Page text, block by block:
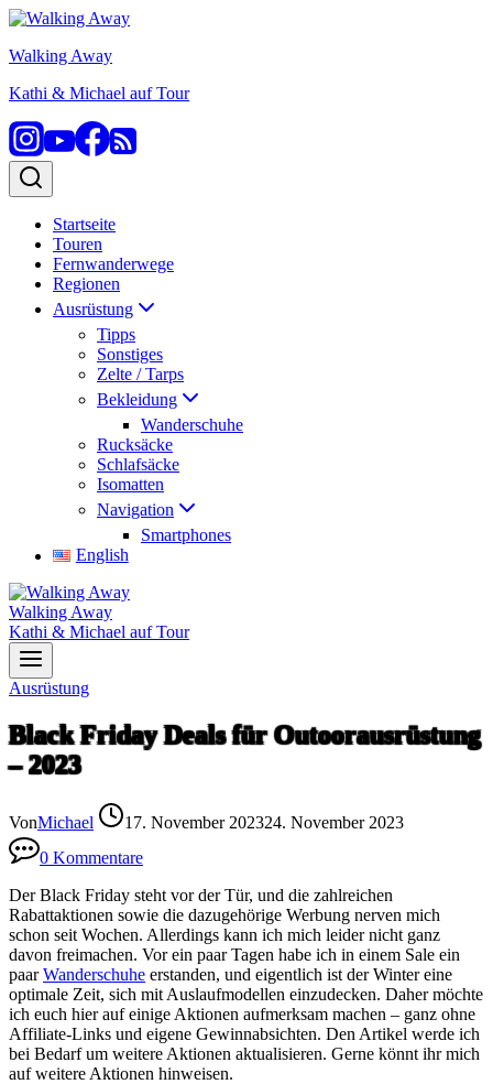
Zum
springen
Walking Away
Kathi & Michael auf Tour
Startseite
Touren
Fernwanderwege
Regionen
Ausrüstung
Tipps
Sonstiges
Zelte / Tarps
Bekleidung
Wanderschuhe
Rucksäcke
Schlafsäcke
Isomatten
Navigation
Smartphones
English
Walking Away
Kathi & Michael auf Tour
Ausrüstung
Black Friday Deals für Outoorausrüstung
– 2023
VonMichael 17. November 202324. November 2023
0 Kommentare
Der Black Friday steht vor der Tür, und die zahlreichen
Rabattaktionen sowie die dazugehörige Werbung nerven mich
schon seit Wochen. Allerdings kann ich mich leider nicht ganz
davon freimachen. Vor ein paar Tagen habe ich in einem Sale ein
paarWanderschuhe erstanden, und eigentlich ist der Winter eine
optimale Zeit, sich mit Auslaufmodellen einzudecken. Daher möchte
ich euch hier auf einige Aktionen aufmerksam machen – ganz ohne
Affiliate-Links und eigene Gewinnabsichten. Den Artikel werde ich
bei Bedarf um weitere Aktionen aktualisieren. Gerne könnt ihr mich
auf weitere Aktionen hinweisen.